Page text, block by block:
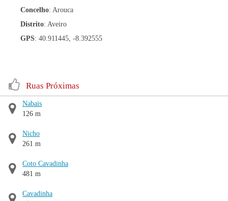
Concelho: Arouca
Distrito: Aveiro
GPS: 40.911445, -8.392555
Ruas Próximas
Nabais
126 m
Nicho
261 m
Coto Cavadinha
481 m
Cavadinha